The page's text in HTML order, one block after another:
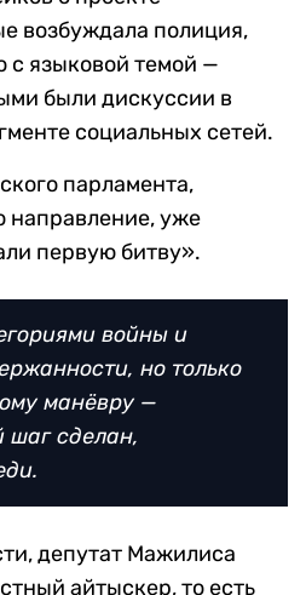
возбуждала полиция,
с языковой темой —
были дискуссии в
социальных сетей.
парламента,
направление, уже
первую битву».
войны и
но только
манёвру —
шаг сделан,
депутат Мажилиса
айтыскер, то есть